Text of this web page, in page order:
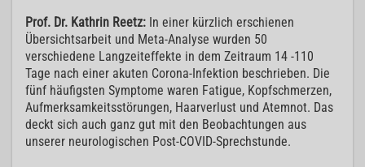
Prof. Dr. Kathrin Reetz: In einer kürzlich erschienen
Übersichtsarbeit und Meta-Analyse wurden 50
verschiedene Langzeiteffekte in dem Zeitraum 14 -110
Tage nach einer akuten Corona-Infektion beschrieben. Die
fünf häufigsten Symptome waren Fatigue, Kopfschmerzen,
Aufmerksamkeitsstörungen, Haarverlust und Atemnot. Das
deckt sich auch ganz gut mit den Beobachtungen aus
unserer neurologischen Post-COVID-Sprechstunde.